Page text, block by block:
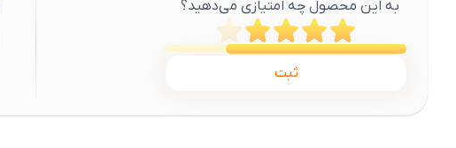
به این محصول چه امتیازی می‌دهید؟
ثبت